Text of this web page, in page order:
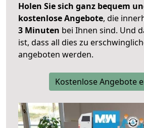
Holen Sie sich ganz bequem
kostenlose Angebote, die
3 Minuten bei Ihnen sind. Und
ist, dass all dies zu
angeboten werden.
Kostenlose Angebote